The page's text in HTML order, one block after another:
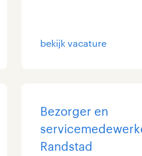
bekijk vacature
Bezorger en
Randstad